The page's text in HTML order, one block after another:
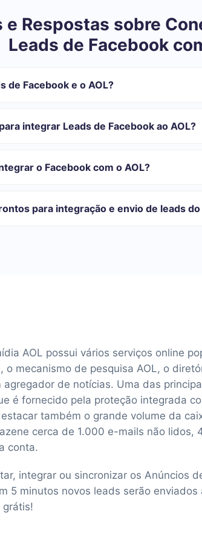
e Respostas sobre
Leads de Facebook
de Facebook e o AOL?
do Facebook para o AOL
integrar Leads de Facebook ao AOL?
o Facebook com o AOL?
para integração e envio de leads do
AOL possui vários serviços online
o mecanismo de pesquisa AOL, o
agregador de notícias. Uma das
é fornecido pela proteção integrada
também o grande volume da
cerca de 1.000 e-mails não
conta.
integrar ou sincronizar os Anúncios
5 minutos novos leads serão
grátis!